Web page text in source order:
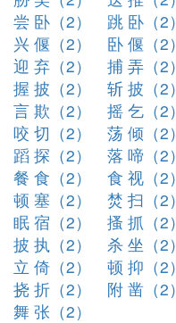
尝 卧（2）
跳 卧（2）
兴 偃（2）
卧 偃（2）
迎 弃（2）
捕 弄（2）
握 披（2）
斩 披（2）
言 欺（2）
摇 乞（2）
咬 切（2）
荡 倾（2）
蹈 探（2）
落 啼（2）
餐 食（2）
食 视（2）
顿 塞（2）
焚 扫（2）
眠 宿（2）
搔 抓（2）
披 执（2）
杀 坐（2）
立 倚（2）
顿 抑（2）
挠 折（2）
附 凿（2）
舞 张（2）